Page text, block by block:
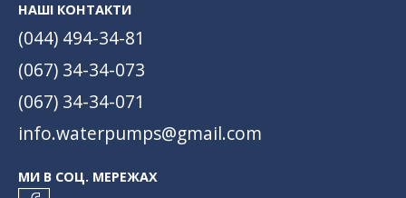
НАШІ КОНТАКТИ
(044) 494-34-81
(067) 34-34-073
(067) 34-34-071
info.waterpumps@gmail.com
МИ В СОЦ. МЕРЕЖАХ